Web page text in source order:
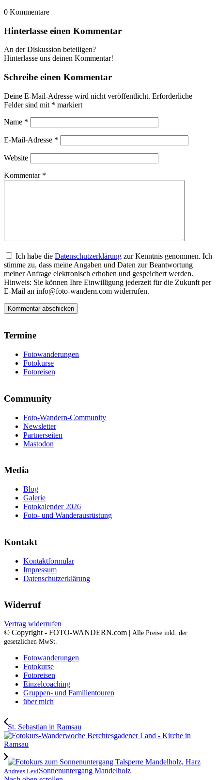
0 Kommentare
Hinterlasse einen Kommentar
An der Diskussion beteiligen?
Hinterlasse uns deinen Kommentar!
Schreibe einen Kommentar
Deine E-Mail-Adresse wird nicht veröffentlicht. Erforderliche
Felder sind mit * markiert
Name *
E-Mail-Adresse *
Website
Kommentar *
Ich habe die Datenschutzerklärung zur Kenntnis genommen. Ich
stimme zu, dass meine Angaben und Daten zur Beantwortung
meiner Anfrage elektronisch erhoben und gespeichert werden.
Hinweis: Sie können Ihre Einwilligung jederzeit für die Zukunft per
E-Mail an info@foto-wandern.com widerrufen.
Termine
Fotowanderungen
Fotokurse
Fotoreisen
Community
Foto-Wandern-Community
Newsletter
Partnerseiten
Mastodon
Media
Blog
Galerie
Fotokalender 2026
Foto- und Wanderausrüstung
Kontakt
Kontaktformular
Impressum
Datenschutzerklärung
Widerruf
Vertrag widerrufen
© Copyright - FOTO-WANDERN.com | Alle Preise inkl. der
gesetzlichen MwSt.
Fotowanderungen
Fotokurse
Fotoreisen
Einzelcoaching
Gruppen- und Familientouren
über mich
St. Sebastian in Ramsau
Andreas LeviSonnenuntergang Mandelholz